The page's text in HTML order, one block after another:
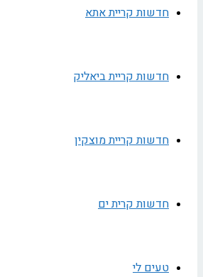
חדשות קריית אתא
חדשות קריית ביאליק
חדשות קריית מוצקין
חדשות קרית ים
טעים לי